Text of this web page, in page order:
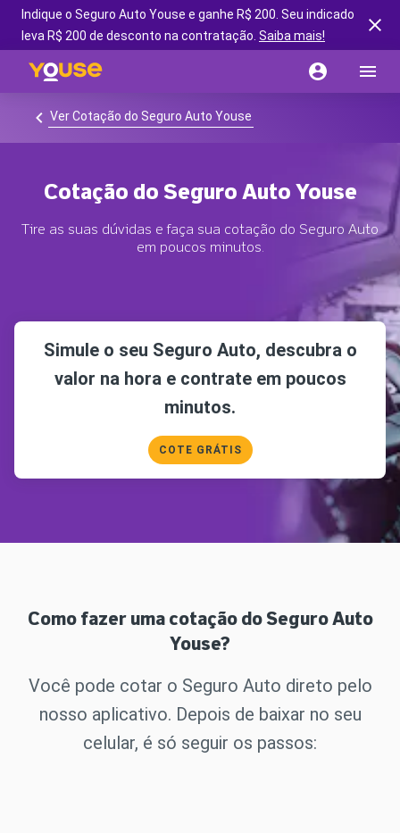
Indique o Seguro Auto Youse e ganhe R$ 200. Seu indicado
leva R$ 200 de desconto na contratação. Saiba mais!
Ver Cotação do Seguro Auto Youse
Cotação do Seguro Auto Youse
Tire as suas dúvidas e faça sua cotação do Seguro Auto
em poucos minutos.
Simule o seu Seguro Auto, descubra o
valor na hora e contrate em poucos
minutos.
COTE GRÁTIS
Como fazer uma cotação do Seguro Auto
Youse?
Você pode cotar o Seguro Auto direto pelo
nosso aplicativo. Depois de baixar no seu
celular, é só seguir os passos: